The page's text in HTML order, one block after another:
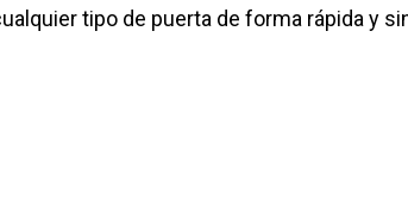
tipo de puerta de forma rápida y